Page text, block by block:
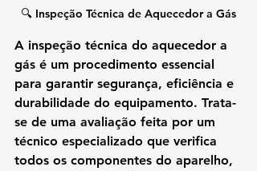
🔍 Inspeção Técnica de Aquecedor a Gás
A inspeção técnica do aquecedor a
gás é um procedimento essencial
para garantir segurança, eficiência e
durabilidade do equipamento. Trata-
se de uma avaliação feita por um
técnico especializado que verifica
todos os componentes do aparelho,